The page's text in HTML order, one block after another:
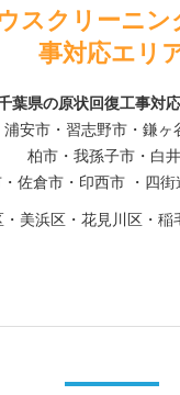
スクリーニン
事対応エリ
葉県の原状回復工事対
安市・習志野市・鎌ヶ
柏市・我孫子市・白
佐倉市・印西市 ・四
美浜区・花見川区・稲